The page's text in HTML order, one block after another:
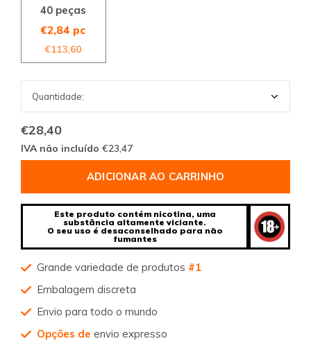
40 peças
€2,84 pc
€113,60
€28,40
IVA não incluído €23,47
ADICIONAR AO CARRINHO
Este produto contém nicotina, uma
substância altamente viciante.
O seu uso é desaconselhado para não
fumantes
Grande variedade de produtos #1
Embalagem discreta
Envio para todo o mundo
Opções de envio expresso